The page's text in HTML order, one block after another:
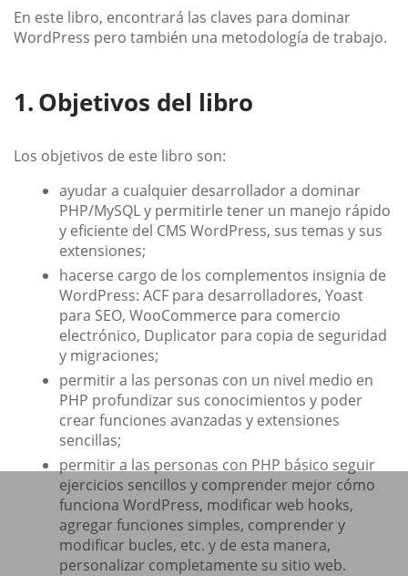
En este libro, encontrará las claves para dominar
WordPress pero también una metodología de trabajo.
Objetivos del libro
Los objetivos de este libro son:
ayudar a cualquier desarrollador a dominar
PHP/MySQL y permitirle tener un manejo rápido
y eficiente del CMS WordPress, sus temas y sus
extensiones;
hacerse cargo de los complementos insignia de
WordPress: ACF para desarrolladores, Yoast
para SEO, WooCommerce para comercio
electrónico, Duplicator para copia de seguridad
y migraciones;
permitir a las personas con un nivel medio en
PHP profundizar sus conocimientos y poder
crear funciones avanzadas y extensiones
sencillas;
permitir a las personas con PHP básico seguir
ejercicios sencillos y comprender mejor cómo
funciona WordPress, modificar web hooks,
agregar funciones simples, comprender y
modificar bucles, etc. y de esta manera,
personalizar completamente su sitio web.